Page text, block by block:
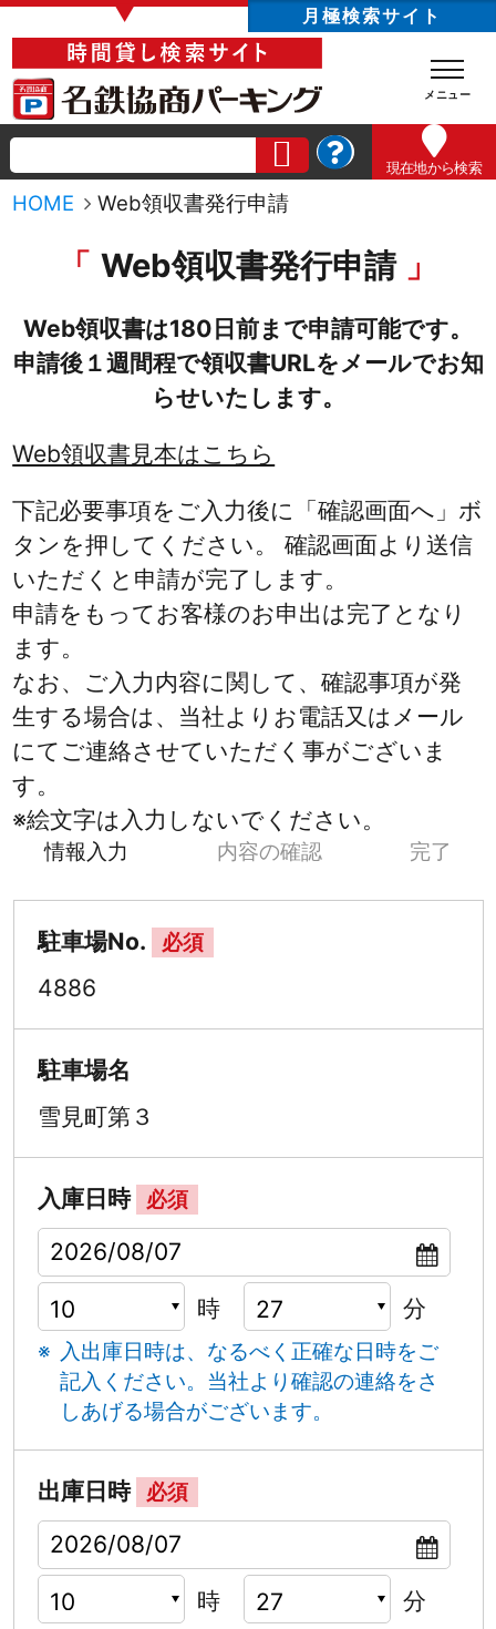
▼ 月極検索サイト
現在地から検索
HOME Web領収書発行申請
Web領収書発行申請
Web領収書は180日前まで申請可能です。
申請後１週間程で領収書URLをメールでお知
らせいたします。
Web領収書見本はこちら
下記必要事項をご入力後に「確認画面へ」ボ
タンを押してください。 確認画面より送信
いただくと申請が完了します。
申請をもってお客様のお申出は完了となり
ます。
なお、ご入力内容に関して、確認事項が発
生する場合は、当社よりお電話又はメール
にてご連絡させていただく事がございま
す。
※絵文字は入力しないでください。
情報入力 内容の確認 完了
駐車場No. 必須
4886
駐車場名
雪見町第３
入庫日時 必須
時 分
入出庫日時は、なるべく正確な日時をご
記入ください。 当社より確認の連絡をさ
しあげる場合がございます。
出庫日時 必須
時 分